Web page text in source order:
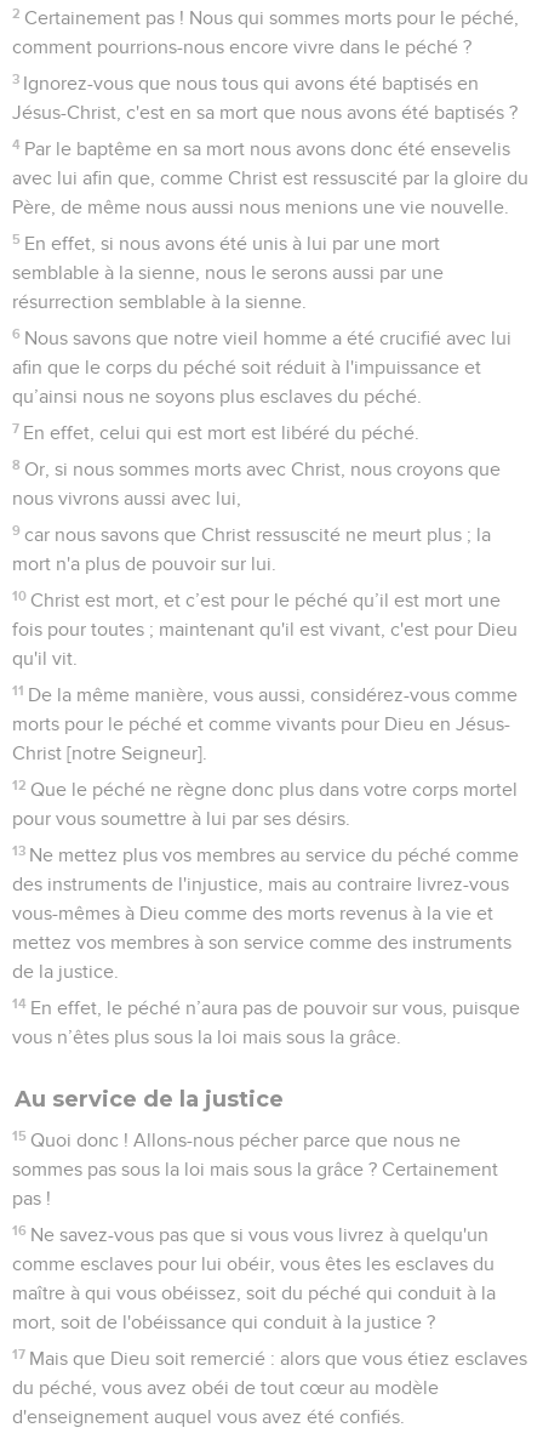
2 Certainement pas ! Nous qui sommes morts pour le péché,
comment pourrions-nous encore vivre dans le péché ?
3 Ignorez-vous que nous tous qui avons été baptisés en
Jésus-Christ, c'est en sa mort que nous avons été baptisés ?
4 Par le baptême en sa mort nous avons donc été ensevelis
avec lui afin que, comme Christ est ressuscité par la gloire du
Père, de même nous aussi nous menions une vie nouvelle.
5 En effet, si nous avons été unis à lui par une mort
semblable à la sienne, nous le serons aussi par une
résurrection semblable à la sienne.
6 Nous savons que notre vieil homme a été crucifié avec lui
afin que le corps du péché soit réduit à l'impuissance et
qu’ainsi nous ne soyons plus esclaves du péché.
7 En effet, celui qui est mort est libéré du péché.
8 Or, si nous sommes morts avec Christ, nous croyons que
nous vivrons aussi avec lui,
9 car nous savons que Christ ressuscité ne meurt plus ; la
mort n'a plus de pouvoir sur lui.
10 Christ est mort, et c’est pour le péché qu’il est mort une
fois pour toutes ; maintenant qu'il est vivant, c'est pour Dieu
qu'il vit.
11 De la même manière, vous aussi, considérez-vous comme
morts pour le péché et comme vivants pour Dieu en Jésus-
Christ [notre Seigneur].
12 Que le péché ne règne donc plus dans votre corps mortel
pour vous soumettre à lui par ses désirs.
13 Ne mettez plus vos membres au service du péché comme
des instruments de l'injustice, mais au contraire livrez-vous
vous-mêmes à Dieu comme des morts revenus à la vie et
mettez vos membres à son service comme des instruments
de la justice.
14 En effet, le péché n’aura pas de pouvoir sur vous, puisque
vous n’êtes plus sous la loi mais sous la grâce.
Au service de la justice
15 Quoi donc ! Allons-nous pécher parce que nous ne
sommes pas sous la loi mais sous la grâce ? Certainement
pas !
16 Ne savez-vous pas que si vous vous livrez à quelqu'un
comme esclaves pour lui obéir, vous êtes les esclaves du
maître à qui vous obéissez, soit du péché qui conduit à la
mort, soit de l'obéissance qui conduit à la justice ?
17 Mais que Dieu soit remercié : alors que vous étiez esclaves
du péché, vous avez obéi de tout cœur au modèle
d'enseignement auquel vous avez été confiés.